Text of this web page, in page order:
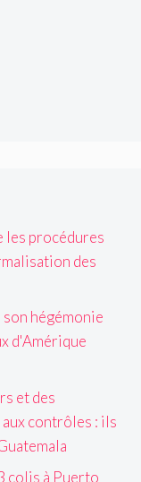
les procédures
des
hégémonie
d'Amérique
et des
contrôles : ils
colis à Puerto